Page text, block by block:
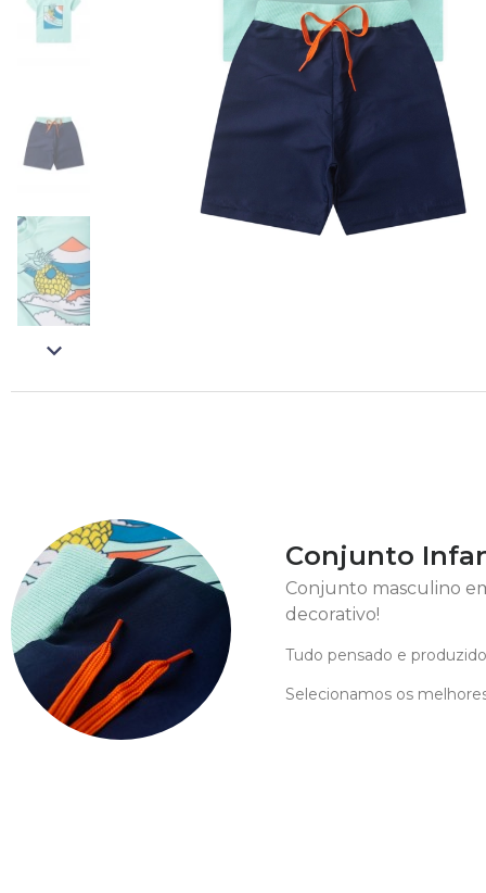
Conjunto
Conjunto masculino
decorativo!
Tudo pensado e
Selecionamos os